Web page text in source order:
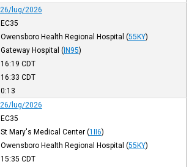
26/lug/2026
EC35
Owensboro Health Regional Hospital (55KY)
Gateway Hospital (IN95)
16:19 CDT
16:33 CDT
0:13
26/lug/2026
EC35
St Mary's Medical Center (1II6)
Owensboro Health Regional Hospital (55KY)
15:35 CDT